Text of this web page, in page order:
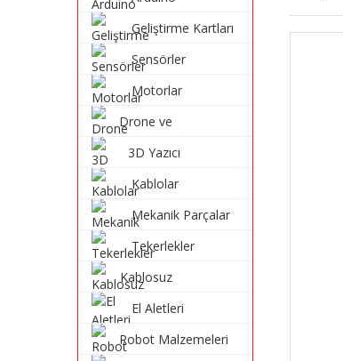
Geliştirme Kartları
Sensörler
Motorlar
Drone ve
Malzemeleri
3D Yazıcı
Kablolar
Mekanik Parçalar
Tekerlekler
Kablosuz
Sistemleri
El Aletleri
Robot Malzemeleri